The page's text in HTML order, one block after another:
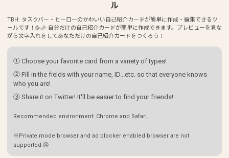
ル
TBH: タスクバー・ヒーローのかわいい自己紹介カードが簡単に作成・編集できるツ
ールです！🥳🎉 自分だけの自己紹介カードが簡単に作成できます。プレビューを見な
がら文字入れをしてあなただけの自己紹介カードをつくろう！
① Choose your favorite card from a variety of types!
② Fill in the fields with your name, ID...etc. so that everyone knows
who you are!
③ Share it on Twitter! It'll be easier to find your friends!
Recommended environment: Chrome and Safari.
※Private mode browser and ad blocker enabled browser are not
supported.😢